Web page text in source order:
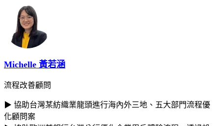
Michelle 黃若涵
流程改善顧問
▶ 協助台灣某紡織業龍頭進行海內外三地、五大部門流程優
化顧問案